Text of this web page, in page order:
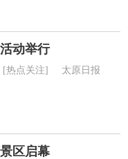
动举行
[热点关注] 太原日报
区启幕